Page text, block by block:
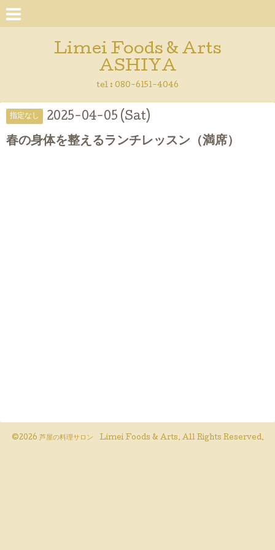
Limei Foods & Arts
ASHIYA
tel : 080-6151-4046
指定なし 2025-04-05 (Sat)
春の身体を整えるランチレッスン（満席）
©2026 芦屋の料理サロン Limei Foods & Arts. All Rights Reserved.